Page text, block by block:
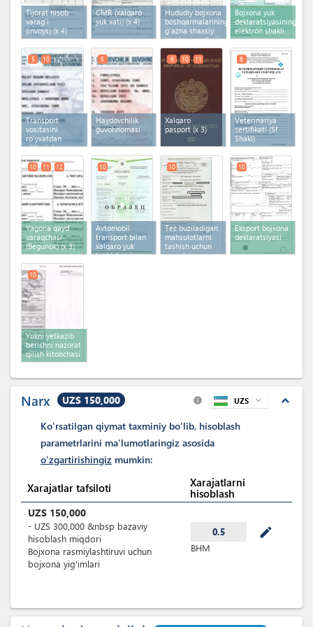
Tijorat hisob
varag'i
(invoys)(x 4)
CMR (xalqaro
yuk xati)(x 4)
Hududiy bojxona
boshqarmalarining
g‘azna shaxsiy
hisob-varag‘lari
Bojxona yuk
deklaratsiyasining
elektron shakli
Transport
vositasini
ro'yxatdan
o'tkazish
guvohnomasi(x 2)
5 10
Haydovchilik
guvohnomasi
5
Xalqaro
pasport(x 3)
6 10 11
Veterinariya
sertifikati (5f
Shakl)
8
Yagona qayd
varaqchasi
(Begunok)(x 3)
10 11 12
Avtomobil
transport bilan
xalqaro yuk
tashish uchun
10
Tez buziladigan
mahsulotlarni
tashish uchun
ruxsatnoma
10
Eksport bojxona
deklaratsiyasi
10
Yukni yetkazib
berishni nazorat
qilish kitobchasi
10
Narx UZS 150,000 expand_less
info UZS expand_more
Ko'rsatilgan qiymat taxminiy bo'lib, hisoblash
parametrlarini ma'lumotlaringiz asosida
o'zgartirishingiz mumkin:
Xarajatlar tafsiloti
Xarajatlarni
hisoblash
UZS 150,000
- UZS 300,000 &nbsp bazaviy
hisoblash miqdori
Bojxona rasmiylashtiruvi uchun
bojxona yig'imlari
0.5 mode_edit
BHM